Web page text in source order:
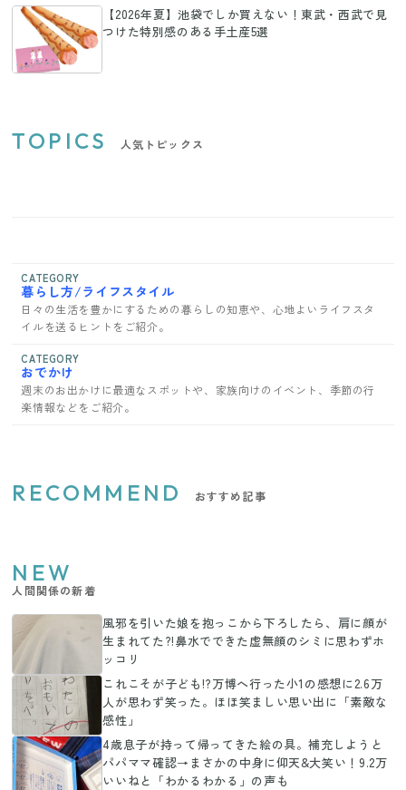
【2026年夏】池袋でしか買えない！東武・西武で見
つけた特別感のある手土産5選
TOPICS 人気トピックス
CATEGORY
暮らし方/ライフスタイル
日々の生活を豊かにするための暮らしの知恵や、心地よいライフスタ
イルを送るヒントをご紹介。
CATEGORY
おでかけ
週末のお出かけに最適なスポットや、家族向けのイベント、季節の行
楽情報などをご紹介。
RECOMMEND おすすめ記事
NEW
人間関係の新着
風邪を引いた娘を抱っこから下ろしたら、肩に顔が
生まれてた?!鼻水でできた虚無顔のシミに思わずホ
ッコリ
これこそが子ども!?万博へ行った小1の感想に2.6万
人が思わず笑った。ほほ笑ましい思い出に「素敵な
感性」
4歳息子が持って帰ってきた絵の具。補充しようと
パパママ確認→まさかの中身に仰天&大笑い！9.2万
いいねと「わかるわかる」の声も